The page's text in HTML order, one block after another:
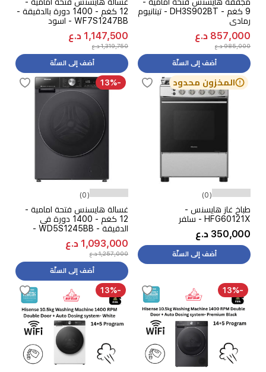
9 كغم - DH3S902BT - تيتانيوم
رمادي
857,000 د.ع
985,000 د.ع
أضف إلى السلّة
12 كغم - 1400 دورة بالدقيقة -
WF7S1247BB - اسود
1,147,500 د.ع
1,319,750 د.ع
أضف إلى السلّة
المخزون محدود
(0)
طباخ غاز هايسنس -
HFG60121X - سلفر
350,000 د.ع
أضف إلى السلّة
-13%
(0)
غسالة هايسنس فتحة امامية -
12 كغم - 1400 دورة في
الدقيقة - WD5S1245BB -
اسود
1,093,000 د.ع
1,257,000 د.ع
أضف إلى السلّة
-13%
-13%